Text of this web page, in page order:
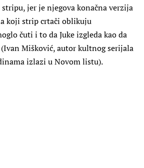
jer je njegova konačna verzija
koji strip crtači oblikuju
čuti i to da Juke izgleda kao da
Mišković, autor kultnog serijala
izlazi u Novom listu).